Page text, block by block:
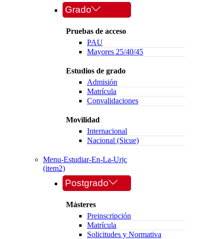
Grado
Pruebas de acceso
PAU
Mayores 25/40/45
Estudios de grado
Admisión
Matrícula
Convalidaciones
Movilidad
Internacional
Nacional (Sicue)
Menu-Estudiar-En-La-Urjc
(item2)
Postgrado
Másteres
Preinscripción
Matrícula
Solicitudes y Normativa